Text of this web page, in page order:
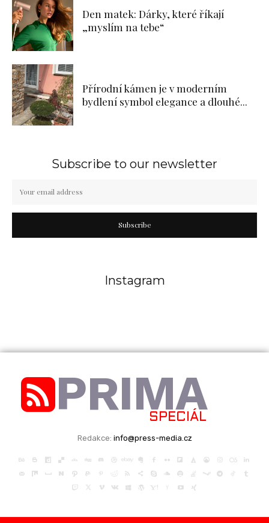
Den matek: Dárky, které říkají
„myslím na tebe“
Přírodní kámen je v moderním
bydlení symbol elegance a dlouhé...
Subscribe to our newsletter
Subscribe
Instagram
PRIMA
SPECIÁL
Redakce: info@press-media.cz